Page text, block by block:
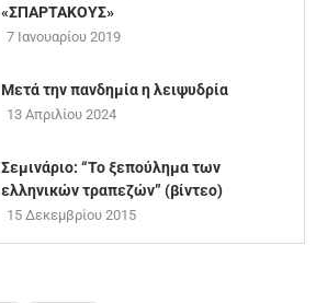
«ΣΠΑΡΤΑΚΟΥΣ»
7 Ιανουαρίου 2019
Μετά την πανδημία η λειψυδρία
13 Απριλίου 2024
Σεμινάριο: “Το ξεπούλημα των
ελληνικών τραπεζών” (βίντεο)
15 Δεκεμβρίου 2015